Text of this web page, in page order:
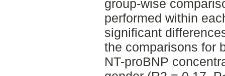
group-wise
performed within
significant
the comparisons for
NT-proBNP